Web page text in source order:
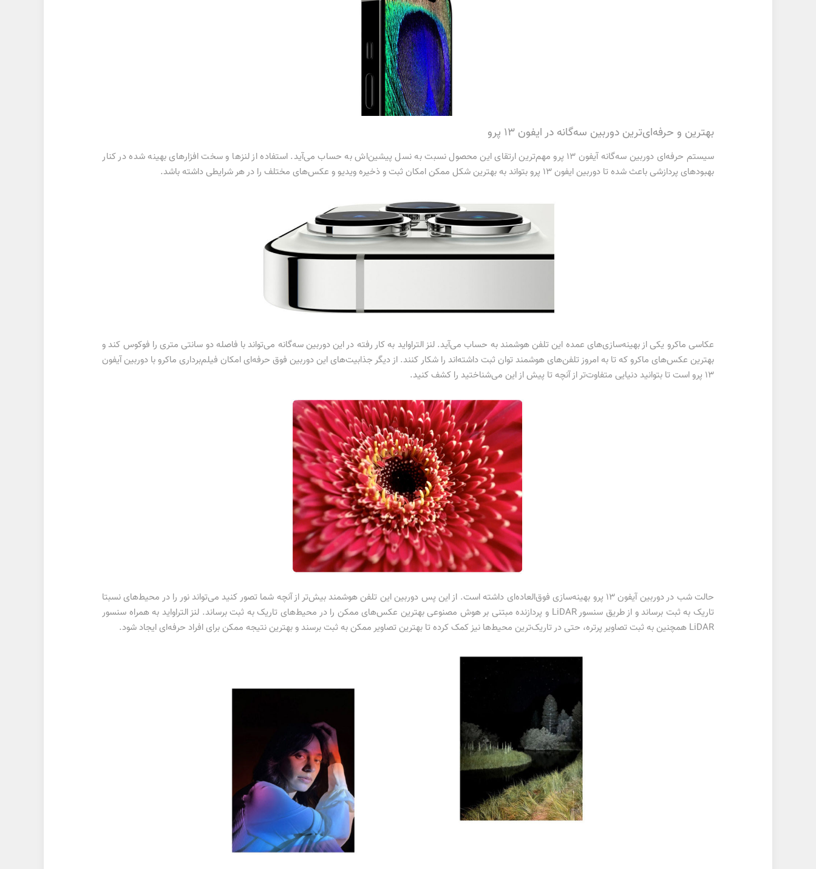
بهترین و حرفه‌ای‌ترین دوربین سه‌گانه در ایفون 13 پرو
سیستم حرفه‌ای دوربین سه‌گانه آیفون 13 پرو مهم‌ترین ارتقای این محصول نسبت به نسل پیشین‌اش به حساب می‌آید. استفاده از لنز‌ها و سخت افزارهای بهینه شده در کنار
بهبود‌های پردازشی باعث شده تا دوربین ایفون ۱۳ پرو بتواند به بهترین شکل ممکن امکان ثبت و ذخیره ویدیو و عکس‌های مختلف را در هر شرایطی داشته باشد.
عکاسی ماکرو یکی از بهینه‌سازی‌های عمده این تلفن هوشمند به حساب می‌آید. لنز التراواید به کار رفته در این دوربین سه‌گانه می‌تواند با فاصله دو سانتی متری را فوکوس کند و
بهترین عکس‌های ماکرو که تا به امروز تلفن‌های هوشمند توان ثبت داشته‌اند را شکار کنند. از دیگر جذابیت‌های این دوربین فوق حرفه‌ای امکان فیلم‌برداری ماکرو با دوربین آیفون
۱۳ پرو است تا بتوانید دنیایی متفاوت‌تر از آنچه تا پیش از این می‌شناختید را کشف کنید.
حالت شب در دوربین آیفون ۱۳ پرو بهینه‌سازی فوق‌العاده‌ای داشته است. از این پس دوربین این تلفن هوشمند بیش‌تر از آنچه شما تصور کنید می‌تواند نور را در محیط‌های نسبتا
تاریک به ثبت برساند و از طریق سنسور LiDAR و پردازنده مبتنی بر هوش مصنوعی بهترین عکس‌های ممکن را در محیط‌های تاریک به ثبت برساند. لنز التراواید به همراه سنسور
LiDAR همچنین به ثبت تصاویر پرتره، حتی در تاریک‌ترین محیط‌ها نیز کمک کرده تا بهترین تصاویر ممکن به ثبت برسند و بهترین نتیجه ممکن برای افراد حرفه‌ای ایجاد شود.